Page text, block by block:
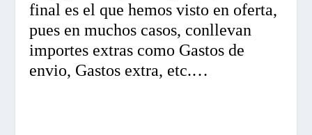
final es el que hemos visto en oferta,
pues en muchos casos, conllevan
importes extras como Gastos de
envio, Gastos extra, etc.…